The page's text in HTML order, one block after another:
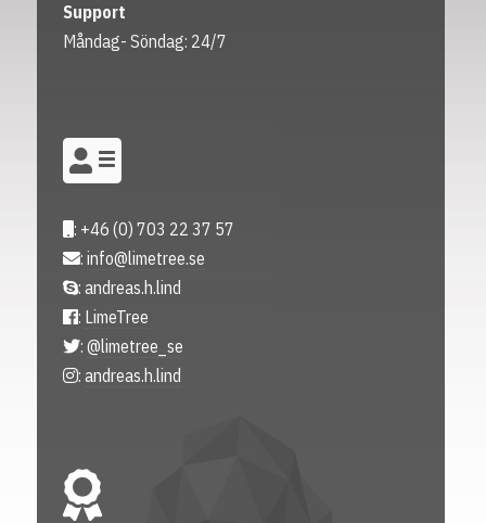
Support
Måndag- Söndag: 24/7
: +46 (0) 703 22 37 57
: info@limetree.se
: andreas.h.lind
: LimeTree
: @limetree_se
: andreas.h.lind